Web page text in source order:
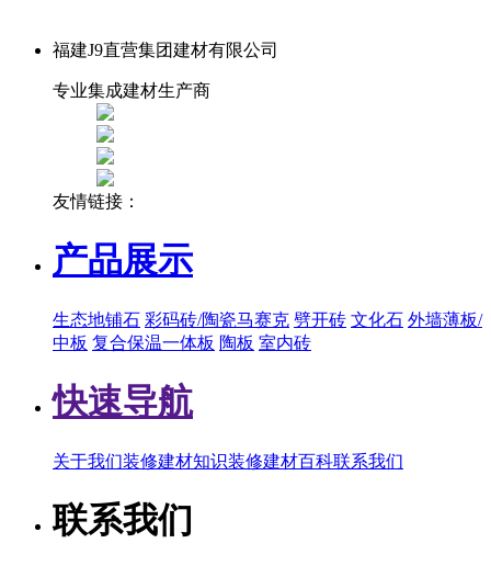
福建J9直营集团建材有限公司
专业集成建材生产商
友情链接：
产品展示
生态地铺石 彩码砖/陶瓷马赛克 劈开砖 文化石 外墙薄板/
中板 复合保温一体板 陶板 室内砖
快速导航
关于我们装修建材知识装修建材百科联系我们
联系我们